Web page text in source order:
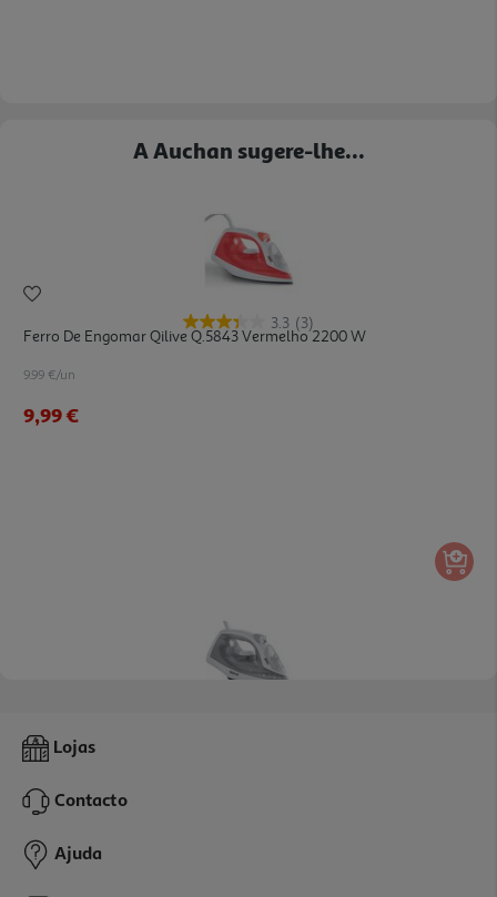
A Auchan sugere-lhe...
3.3 (3)
Ferro De Engomar Qilive Q.5843 Vermelho 2200 W
9.99 €/un
9,99 €
Ferro A Vapor Qilive Q.5843 2200 W
12,99 €
Lojas
Contacto
Ajuda